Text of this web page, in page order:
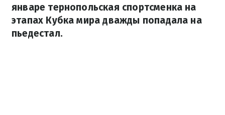
январе тернопольская спортсменка на
этапах Кубка мира дважды попадала на
пьедестал.